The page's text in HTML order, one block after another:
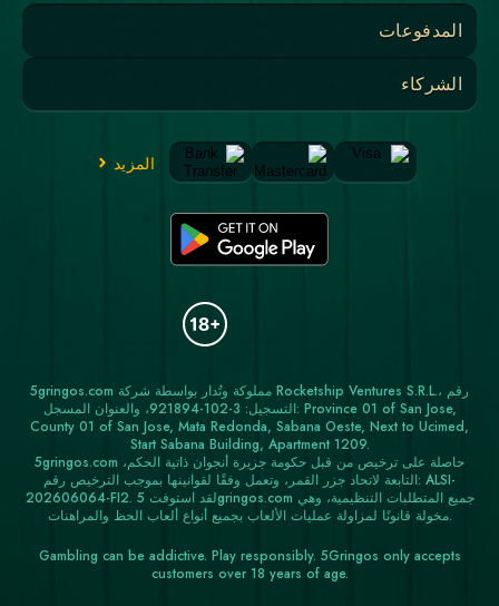
المدفوعات
الشركاء
المزيد
5gringos.com مملوكة وتُدار بواسطة شركة Rocketship Ventures S.R.L.، رقم
التسجيل: 3-102-921894، والعنوان المسجل: Province 01 of San Jose,
County 01 of San Jose, Mata Redonda, Sabana Oeste, Next to Ucimed,
Start Sabana Building, Apartment 1209.
5gringos.com حاصلة على ترخيص من قبل حكومة جزيرة أنجوان ذاتية الحكم،
التابعة لاتحاد جزر القمر، وتعمل وفقًا لقوانينها بموجب الترخيص رقم: ALSI-
202606064-FI2. لقد استوفت 5gringos.com جميع المتطلبات التنظيمية، وهي
مخولة قانونًا لمزاولة عمليات الألعاب بجميع أنواع ألعاب الحظ والمراهنات.
Gambling can be addictive. Play responsibly. 5Gringos only accepts
customers over 18 years of age.